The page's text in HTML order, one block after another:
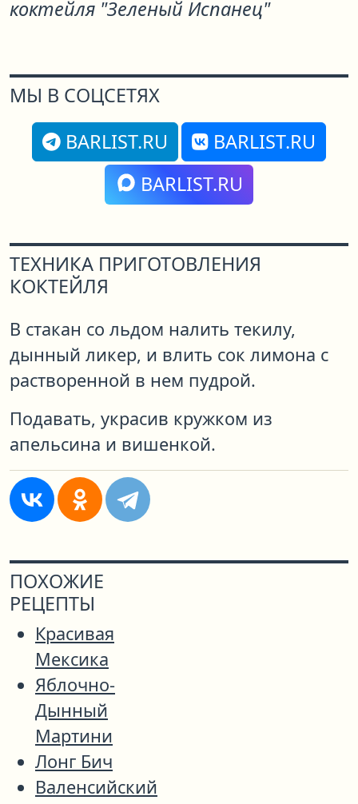
коктейля "Зеленый Испанец"
МЫ В СОЦСЕТЯХ
BARLIST.RU
BARLIST.RU
BARLIST.RU
ТЕХНИКА ПРИГОТОВЛЕНИЯ
КОКТЕЙЛЯ
В стакан со льдом налить текилу,
дынный ликер, и влить сок лимона с
растворенной в нем пудрой.
Подавать, украсив кружком из
апельсина и вишенкой.
ПОХОЖИЕ
РЕЦЕПТЫ
Красивая
Мексика
Яблочно-
Дынный
Мартини
Лонг Бич
Валенсийский